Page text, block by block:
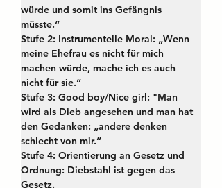
würde und somit ins Gefängnis
müsste.“
Stufe 2: Instrumentelle Moral: „Wenn
meine Ehefrau es nicht für mich
machen würde, mache ich es auch
nicht für sie.“
Stufe 3: Good boy/Nice girl: "Man
wird als Dieb angesehen und man hat
den Gedanken: „andere denken
schlecht von mir.“
Stufe 4: Orientierung an Gesetz und
Ordnung: Diebstahl ist gegen das
Gesetz.